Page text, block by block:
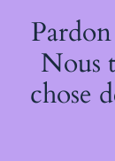
Nous
chose